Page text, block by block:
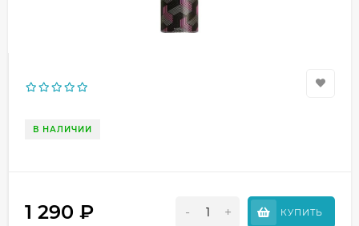
В НАЛИЧИИ
1 290 ₽ - + КУПИТЬ